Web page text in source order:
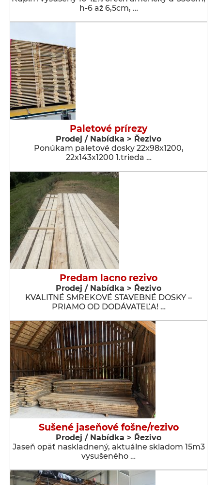
h-6 až 6,5cm, …
Paletové prírezy
Prodej / Nabídka > Řezivo
Ponúkam paletové dosky 22x98x1200,
22x143x1200 1.trieda …
Predam lacno rezivo
Prodej / Nabídka > Řezivo
KVALITNÉ SMREKOVÉ STAVEBNÉ DOSKY –
PRIAMO OD DODÁVATEĽA! …
Sušené jaseňové fošne/rezivo
Prodej / Nabídka > Řezivo
Jaseň opäť naskladnený, aktuálne skladom 15m3
vysušeného …